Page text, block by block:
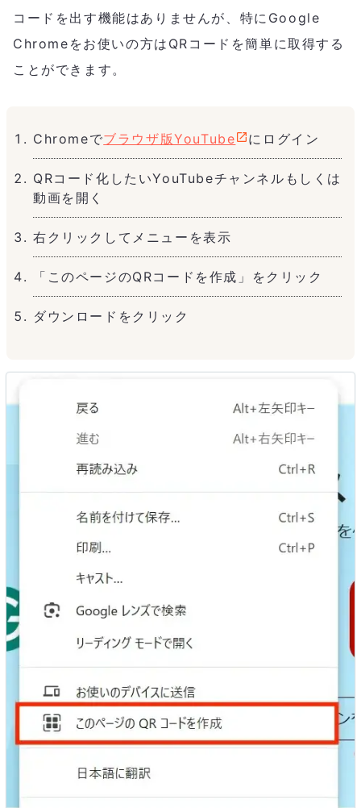
コードを出す機能はありませんが、特にGoogle
Chromeをお使いの方はQRコードを簡単に取得する
ことができます。
Chromeでブラウザ版YouTube にログイン
QRコード化したいYouTubeチャンネルもしくは
動画を開く
右クリックしてメニューを表示
「このページのQRコードを作成」をクリック
ダウンロードをクリック